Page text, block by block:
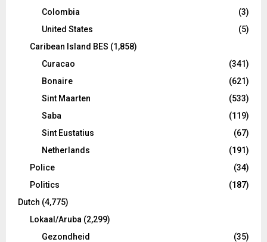
Colombia
(3)
United States
(5)
Caribean Island BES (1,858)
Curacao
(341)
Bonaire
(621)
Sint Maarten
(533)
Saba
(119)
Sint Eustatius
(67)
Netherlands
(191)
Police
(34)
Politics
(187)
Dutch (4,775)
Lokaal/Aruba (2,299)
Gezondheid
(35)